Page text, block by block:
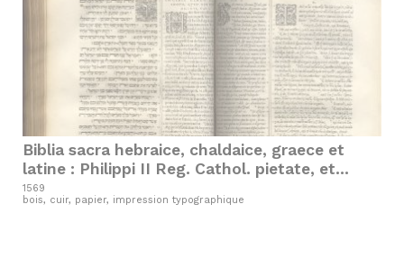
Biblia sacra hebraice, chaldaice, graece et
latine : Philippi II Reg. Cathol. pietate, et
studio ad sacrosanctae ecclesiae usum
1569
bois, cuir, papier, impression typographique